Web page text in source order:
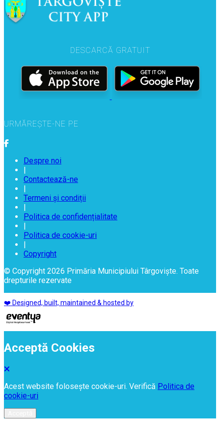
DESCARCĂ GRATUIT
URMĂREȘTE-NE PE
Despre noi
Contactează-ne
Termeni și condiții
Politica de confidențialitate
Politica de cookie-uri
Copyright
© Copyright 2026 Primăria Municipiului Târgoviște. Toate
drepturile rezervate
❤️ Designed, built, maintained & hosted by
Acceptă Cookies
Acest website folosește cookie-uri. Verifică Politica de
cookie-uri